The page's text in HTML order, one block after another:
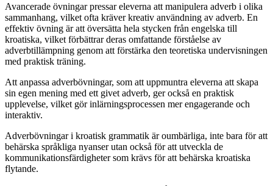
Avancerade övningar pressar eleverna att manipulera adverb i olika
sammanhang, vilket ofta kräver kreativ användning av adverb. En
effektiv övning är att översätta hela stycken från engelska till
kroatiska, vilket förbättrar deras omfattande förståelse av
adverbtillämpning genom att förstärka den teoretiska undervisningen
med praktisk träning.
Att anpassa adverbövningar, som att uppmuntra eleverna att skapa
sin egen mening med ett givet adverb, ger också en praktisk
upplevelse, vilket gör inlärningsprocessen mer engagerande och
interaktiv.
Adverbövningar i kroatisk grammatik är oumbärliga, inte bara för att
behärska språkliga nyanser utan också för att utveckla de
kommunikationsfärdigheter som krävs för att behärska kroatiska
flytande.